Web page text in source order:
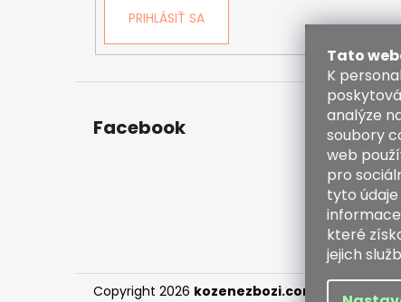
Tato
K
analýze
soubory
web
pro
tyto
které
jejich
PRIHLÁSIŤ SA
Facebook
Copyright 2026 kozenezbozi.com . Všetky